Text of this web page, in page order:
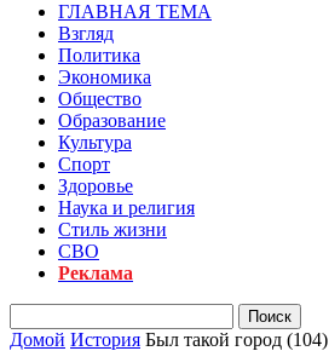
ГЛАВНАЯ ТЕМА
Взгляд
Политика
Экономика
Общество
Образование
Культура
Спорт
Здоровье
Наука и религия
Стиль жизни
СВО
Реклама
Домой История Был такой город (104)